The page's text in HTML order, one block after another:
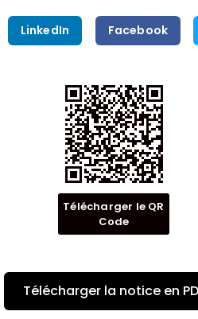
LinkedIn Facebook
Télécharger le QR
Code
Télécharger la notice en